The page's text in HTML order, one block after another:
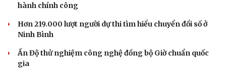
hành chính công
Hơn 219.000 lượt người dự thi tìm hiểu chuyển đổi số ở
Ninh Bình
Ấn Độ thử nghiệm công nghệ đồng bộ Giờ chuẩn quốc
gia